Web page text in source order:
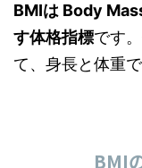
BMIは Body
す体格指標です
て、身長と体重
BMI